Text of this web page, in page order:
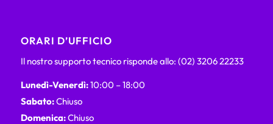
ORARI D’UFFICIO
Il nostro supporto tecnico risponde allo: (02) 3206 22233
Lunedì-Venerdì:10:00 – 18:00
Sabato:Chiuso
Domenica:Chiuso